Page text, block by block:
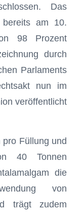
Das
bereits am 10.
98 Prozent
durch
Parlaments
nun im
veröffentlicht
Füllung und
40 Tonnen
die
von
trägt zudem